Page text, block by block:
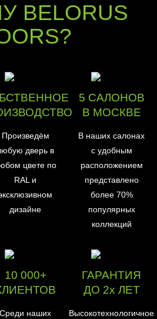
BELORUS
Произведём
дверь в
цвете по
RAL и
дизайне
5 САЛОНОВ
В МОСКВЕ
В наших салонах
с удобным
расположением
представлено
более 70%
популярных
коллекций
10 000+
Среди наших
ГАРАНТИЯ
ДО 2х ЛЕТ
Высокотехнологичное